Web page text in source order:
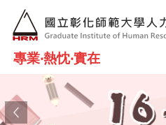
跳到主要內容
專業‧熱忱‧實在
Previous